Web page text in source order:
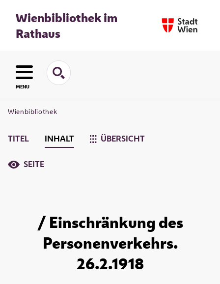
Wienbibliothek im
Rathaus
MENU
Wienbibliothek
TITEL INHALT ÜBERSICHT
SEITE
/ Einschränkung des
Personenverkehrs.
26.2.1918